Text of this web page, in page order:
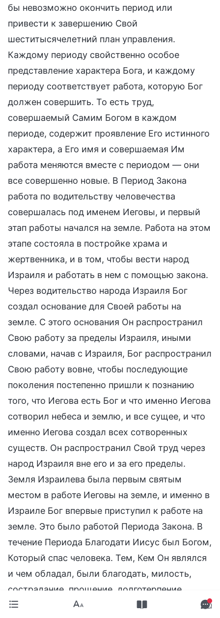
бы невозможно окончить период или
привести к завершению Свой
шеститысячелетний план управления.
Каждому периоду свойственно особое
представление характера Бога, и каждому
периоду соответствует работа, которую Бог
должен совершить. То есть труд,
совершаемый Самим Богом в каждом
периоде, содержит проявление Его истинного
характера, а Его имя и совершаемая Им
работа меняются вместе с периодом — они
все совершенно новые. В Период Закона
работа по водительству человечества
совершалась под именем Иеговы, и первый
этап работы начался на земле. Работа на этом
этапе состояла в постройке храма и
жертвенника, и в том, чтобы вести народ
Израиля и работать в нем с помощью закона.
Через водительство народа Израиля Бог
создал основание для Своей работы на
земле. С этого основания Он распространил
Свою работу за пределы Израиля, иными
словами, начав с Израиля, Бог распространил
Свою работу вовне, чтобы последующие
поколения постепенно пришли к познанию
того, что Иегова есть Бог и что именно Иегова
сотворил небеса и землю, и все сущее, и что
именно Иегова создал всех сотворенных
существ. Он распространил Свой труд через
народ Израиля вне его и за его пределы.
Земля Израилева была первым святым
местом в работе Иеговы на земле, и именно в
Израиле Бог впервые приступил к работе на
земле. Это было работой Периода Закона. В
течение Периода Благодати Иисус был Богом,
Который спас человека. Тем, Кем Он являлся
и чем обладал, были благодать, милость,
сострадание, прощение, долготерпение,
любовь и кротость. И поэтому столь большая